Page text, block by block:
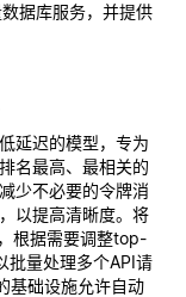
据库服务，并提供
延迟的模型，专为
名最高、最相关的
少不必要的令牌消
以提高清晰度。将
根据需要调整top-
批量处理多个API请
基础设施允许自动